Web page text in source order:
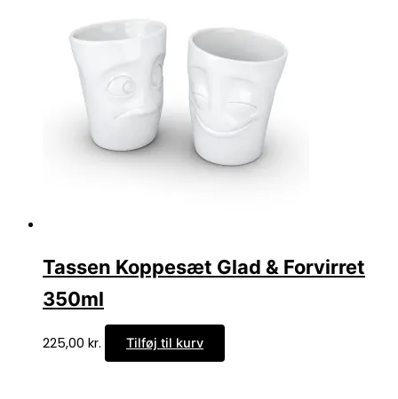
Tassen Koppesæt Glad & Forvirret
350ml
225,00 kr. Tilføj til kurv